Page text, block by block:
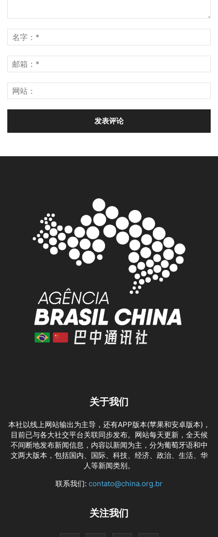
关于我们
本社以线上网站输出为主导，还有APP版本(苹果和安卓版本)，
目前已与各大社交平台关联同步发布。网站每天更新，全天候
不间断地发布新闻信息，内容以新闻为主，分为葡萄牙语和中
文两大版本，包括国内、国际、科技、经济、政治、生活、华
人等新闻类别。
联系我们: contato@china.org.br
关注我们